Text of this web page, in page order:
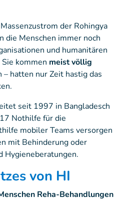
der Rohingya
die Menschen immer noch
und humanitären
kommen meist völlig
– hatten nur Zeit hastig das
seit 1997 in Bangladesch
Nothilfe für die
mobiler Teams versorgen
mit Behinderung oder
Hygieneberatungen.
von HI
Reha-Behandlungen